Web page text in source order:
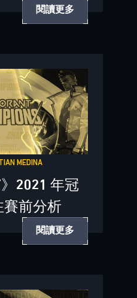
閱讀更多
MEDINA
》2021 年冠
賽前分析
閱讀更多